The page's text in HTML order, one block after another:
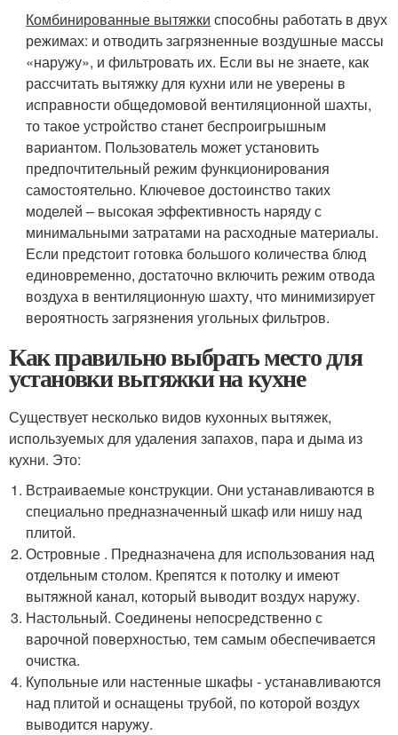
Комбинированные вытяжки способны работать в двух
режимах: и отводить загрязненные воздушные массы
«наружу», и фильтровать их. Если вы не знаете, как
рассчитать вытяжку для кухни или не уверены в
исправности общедомовой вентиляционной шахты,
то такое устройство станет беспроигрышным
вариантом. Пользователь может установить
предпочтительный режим функционирования
самостоятельно. Ключевое достоинство таких
моделей – высокая эффективность наряду с
минимальными затратами на расходные материалы.
Если предстоит готовка большого количества блюд
единовременно, достаточно включить режим отвода
воздуха в вентиляционную шахту, что минимизирует
вероятность загрязнения угольных фильтров.
Как правильно выбрать место для
установки вытяжки на кухне
Существует несколько видов кухонных вытяжек,
используемых для удаления запахов, пара и дыма из
кухни. Это:
Встраиваемые конструкции. Они устанавливаются в
специально предназначенный шкаф или нишу над
плитой.
Островные . Предназначена для использования над
отдельным столом. Крепятся к потолку и имеют
вытяжной канал, который выводит воздух наружу.
Настольный. Соединены непосредственно с
варочной поверхностью, тем самым обеспечивается
очистка.
Купольные или настенные шкафы - устанавливаются
над плитой и оснащены трубой, по которой воздух
выводится наружу.